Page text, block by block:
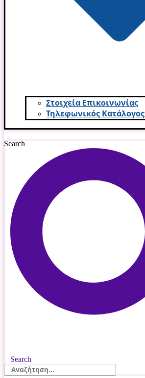
Στοιχεία Επικοινωνίας
Τηλεφωνικός Κατάλογος
Search
Search